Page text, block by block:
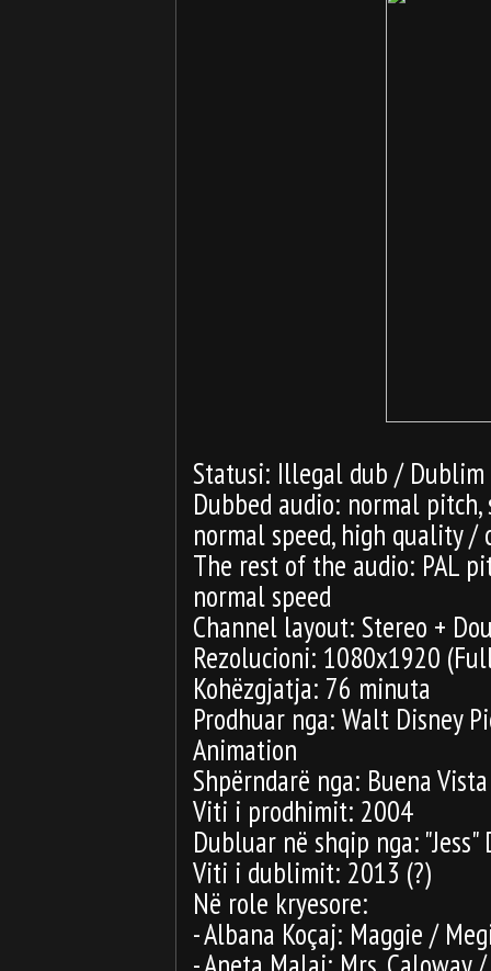
Statusi: Illegal dub /
Dubbed audio: normal
normal speed, high quality
The rest of the audio: PAL
normal speed
Channel layout: Stereo +
Rezolucioni: 1080x1920
Kohëzgjatja: 76 minuta
Prodhuar nga: Walt Disney
Animation
Shpërndarë nga: Buena
Viti i prodhimit: 2004
Dubluar në shqip nga: "Jess"
Viti i dublimit: 2013 (?)
Në role kryesore:
- Albana Koçaj: Maggie /